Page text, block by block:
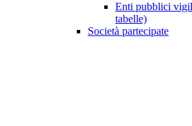
Enti pubblici
tabelle)
Società partecipate